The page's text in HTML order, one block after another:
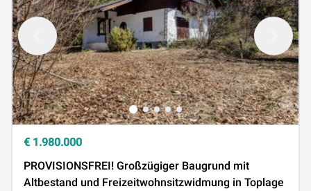
€ 1.980.000
PROVISIONSFREI! Großzügiger Baugrund mit
Altbestand und Freizeitwohnsitzwidmung in Toplage